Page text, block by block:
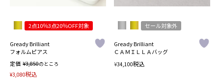
2点10％3点20％OFF対象
Gready Brilliant
フォルムピアス
定価 ¥3,850のところ
¥3,080税込
セール対象外
Gready Brilliant
ＣＡＭＩＬＬＡバッグ
¥34,100税込